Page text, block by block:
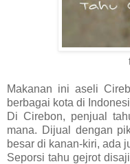
Makanan ini aseli
berbagai kota di
Di Cirebon, penjual
mana. Dijual dengan
besar di kanan-kiri, ada
Seporsi tahu gejrot